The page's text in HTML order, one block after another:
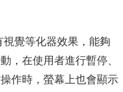
覺等化器效果，能夠
，在使用者進行暫停、
作時，螢幕上也會顯示